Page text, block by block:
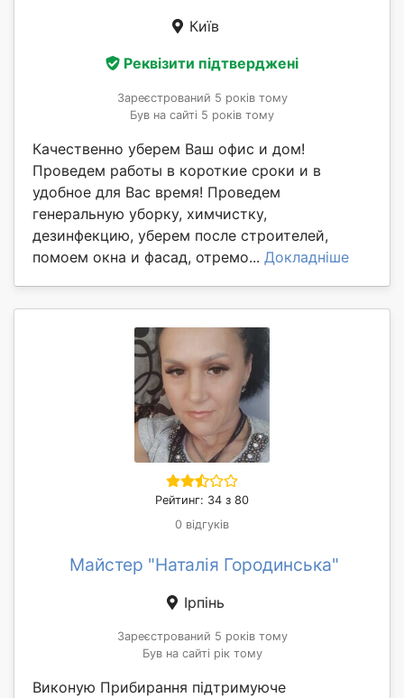
Київ
Реквізити підтверджені
Зареєстрований 5 років тому
Був на сайті 5 років тому
Качественно уберем Ваш офис и дом!
Проведем работы в короткие сроки и в
удобное для Вас время! Проведем
генеральную уборку, химчистку,
дезинфекцию, уберем после строителей,
помоем окна и фасад, отремо... Докладніше
Рейтинг: 34 з 80
0 відгуків
Майстер "Наталія Городинська"
Ірпінь
Зареєстрований 5 років тому
Був на сайті рік тому
Виконую Прибирання підтримуюче